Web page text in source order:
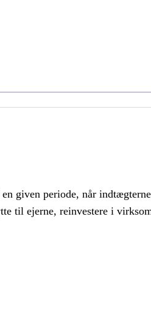
given periode, når
til ejerne, reinvestere i